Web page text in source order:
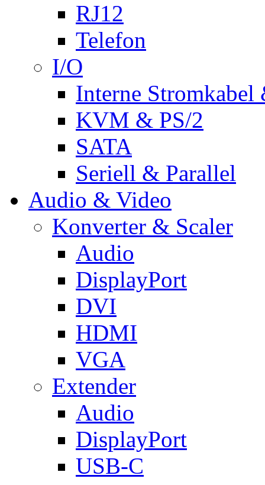
RJ12
Telefon
I/O
Interne Stromkabel
KVM & PS/2
SATA
Seriell & Parallel
Audio & Video
Konverter & Scaler
Audio
DisplayPort
DVI
HDMI
VGA
Extender
Audio
DisplayPort
USB-C